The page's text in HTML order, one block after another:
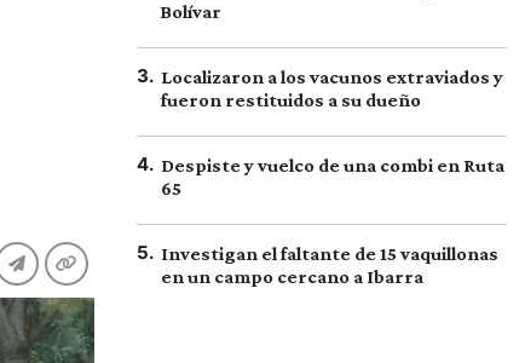
Bolívar
3. Localizaron a los vacunos extraviados y
fueron restituidos a su dueño
4. Despiste y vuelco de una combi en Ruta
65
5. Investigan el faltante de 15 vaquillonas
en un campo cercano a Ibarra